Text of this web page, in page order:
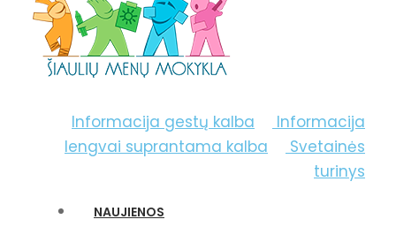
Informacija gestų kalba
Informacija
lengvai suprantama kalba
Svetainės
turinys
NAUJIENOS